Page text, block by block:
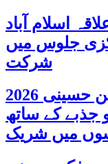
اسلام آباد
جلوس میں
شرکت
پاکستان بھر میں اربعین حسینی 2026
جذبے کے ساتھ
میں شریک